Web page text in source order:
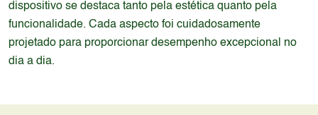
dispositivo se destaca tanto pela estética quanto pela
funcionalidade. Cada aspecto foi cuidadosamente
projetado para proporcionar desempenho excepcional no
dia a dia.